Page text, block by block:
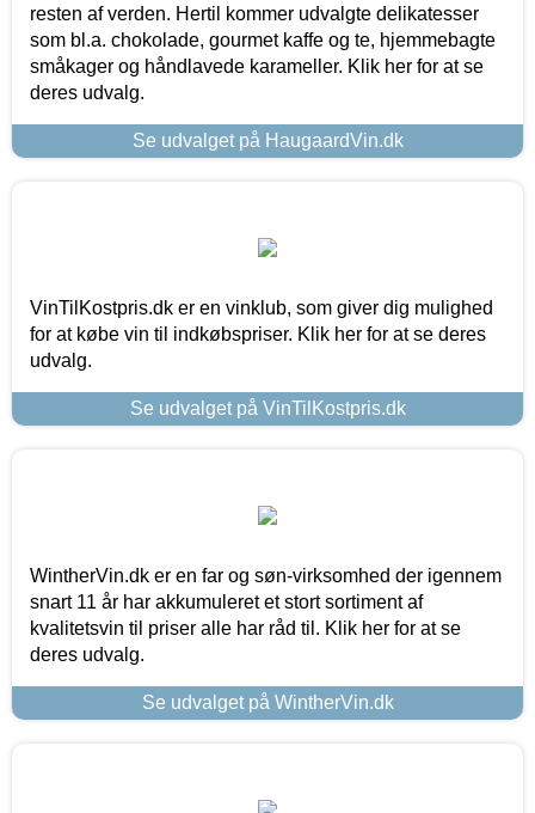
resten af verden. Hertil kommer udvalgte delikatesser
som bl.a. chokolade, gourmet kaffe og te, hjemmebagte
småkager og håndlavede karameller. Klik her for at se
deres udvalg.
Se udvalget på HaugaardVin.dk
VinTilKostpris.dk er en vinklub, som giver dig mulighed
for at købe vin til indkøbspriser. Klik her for at se deres
udvalg.
Se udvalget på VinTilKostpris.dk
WintherVin.dk er en far og søn-virksomhed der igennem
snart 11 år har akkumuleret et stort sortiment af
kvalitetsvin til priser alle har råd til. Klik her for at se
deres udvalg.
Se udvalget på WintherVin.dk